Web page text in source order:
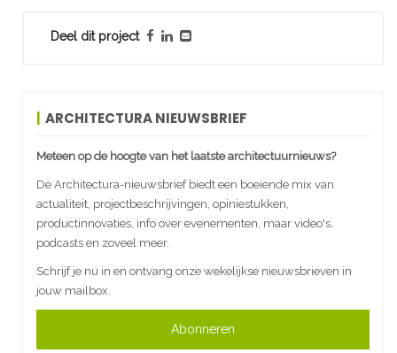
Deel dit project
ARCHITECTURA NIEUWSBRIEF
Meteen op de hoogte van het laatste architectuurnieuws?
De Architectura-nieuwsbrief biedt een boeiende mix van
actualiteit, projectbeschrijvingen, opiniestukken,
productinnovaties, info over evenementen, maar video's,
podcasts en zoveel meer.
Schrijf je nu in en ontvang onze wekelijkse nieuwsbrieven in
jouw mailbox.
Abonneren